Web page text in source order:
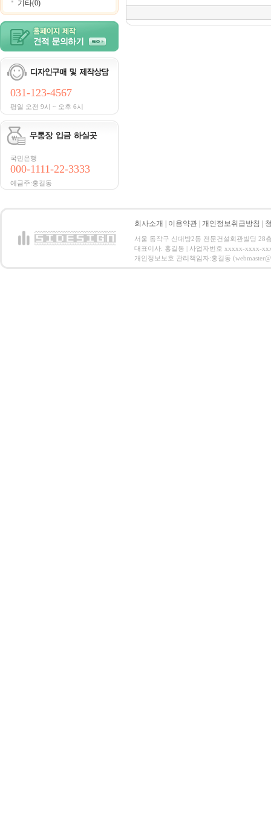
기타(0)
031-123-4567
평일 오전 9시 ~ 오후 6시
국민은행
000-1111-22-3333
예금주:홍길동
회사소개 이용약관 개인정보취급방침
서울 동작구 신대방2동 전문건설회관빌딩 28
대표이사: 홍길동 | 사업자번호 xxxxx-xxxx-
개인정보보호 관리책임자:홍길동